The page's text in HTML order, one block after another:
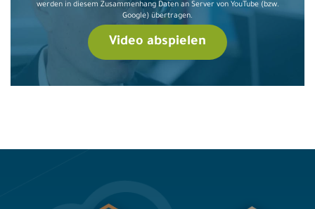
werden in diesem Zusammenhang Daten an Server von YouTube (bzw.
Google) übertragen.
Video abspielen